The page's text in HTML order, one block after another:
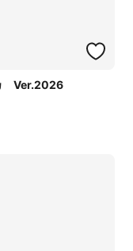
Ver.2026